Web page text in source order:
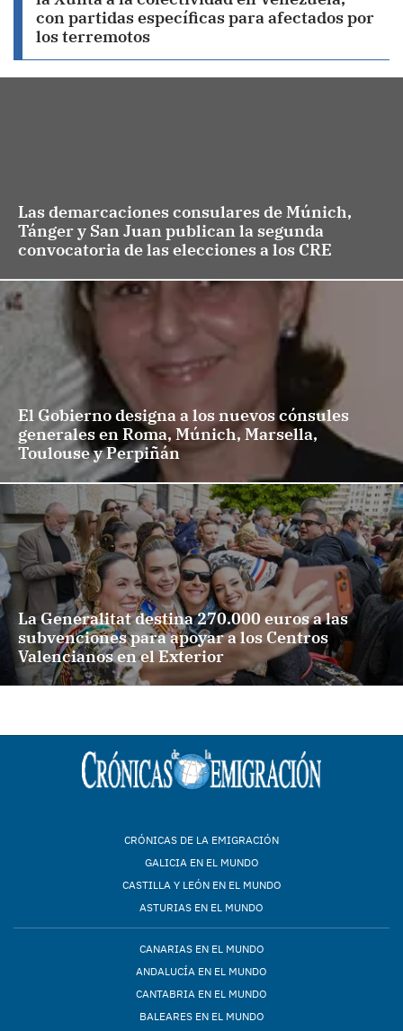
con partidas específicas para afectados por
los terremotos
Las demarcaciones consulares de Múnich,
Tánger y San Juan publican la segunda
convocatoria de las elecciones a los CRE
El Gobierno designa a los nuevos cónsules
generales en Roma, Múnich, Marsella,
Toulouse y Perpiñán
La Generalitat destina 270.000 euros a las
subvenciones para apoyar a los Centros
Valencianos en el Exterior
CRÓNICAS DE LA EMIGRACIÓN
GALICIA EN EL MUNDO
CASTILLA Y LEÓN EN EL MUNDO
ASTURIAS EN EL MUNDO
CANARIAS EN EL MUNDO
ANDALUCÍA EN EL MUNDO
CANTABRIA EN EL MUNDO
BALEARES EN EL MUNDO